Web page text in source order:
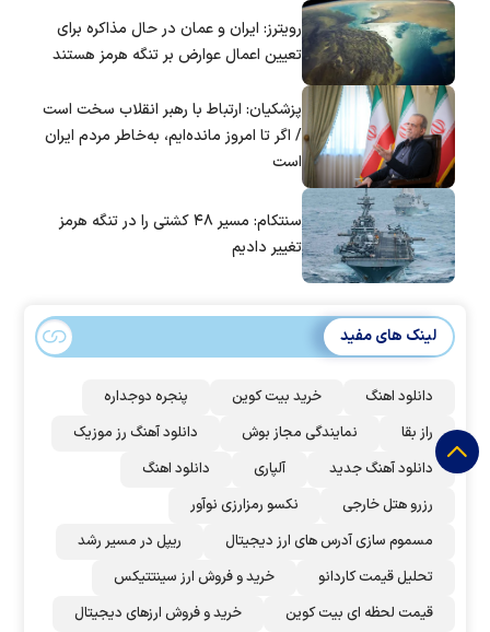
رویترز: ایران و عمان در حال مذاکره برای
تعیین اعمال عوارض بر تنگه هرمز هستند
پزشکیان: ارتباط با رهبر انقلاب سخت است
/ اگر تا امروز مانده‌ایم، به‌خاطر مردم ایران
است
سنتکام: مسیر ۴۸ کشتی را در تنگه هرمز
تغییر دادیم
لینک های مفید
دانلود اهنگ خرید بیت کوین
پنجره دوجداره
راز بقا
نمایندگی مجاز بوش
دانلود آهنگ رز‌ موزیک
دانلود آهنگ جدید
آلپاری
دانلود اهنگ
رزرو هتل خارجی
نکسو رمزارزی نوآور
مسموم سازی آدرس های ارز دیجیتال
ریپل در مسیر رشد
تحلیل قیمت کاردانو
خرید و فروش ارز سینتتیکس
قیمت لحظه ای بیت کوین
خرید و فروش ارزهای دیجیتال